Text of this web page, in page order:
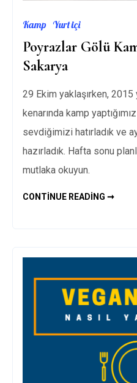
Kamp Yurt içi
Poyrazlar Gölü
Sakarya
29 Ekim yaklaşırken, 2015
kenarında kamp
sevdiğimizi hatırladık ve
hazırladık. Hafta sonu
mutlaka okuyun.
CONTINUE READING ➞